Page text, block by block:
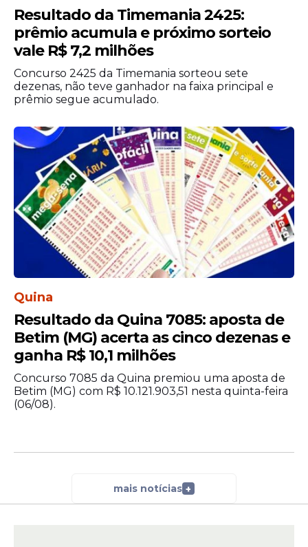
Edital
Resultado da Timemania 2425:
prêmio acumula e próximo sorteio
vale R$ 7,2 milhões
Concurso 2425 da Timemania sorteou sete
dezenas, não teve ganhador na faixa principal e
prêmio segue acumulado.
Quina
Resultado da Quina 7085: aposta de
Betim (MG) acerta as cinco dezenas e
ganha R$ 10,1 milhões
Concurso 7085 da Quina premiou uma aposta de
Betim (MG) com R$ 10.121.903,51 nesta quinta-feira
(06/08).
mais notícias +